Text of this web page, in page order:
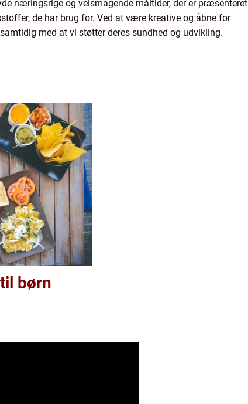
næringsrige og velsmagende måltider, der er præsenteret
de har brug for. Ved at være kreative og åbne for
med at vi støtter deres sundhed og udvikling.
børn